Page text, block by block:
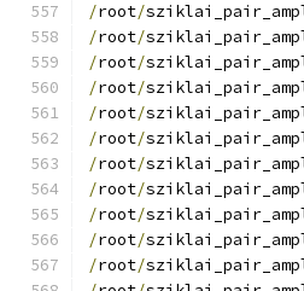
/root/
/root/
/root/
/root/
/root/
/root/
/root/
/root/
/root/
/root/
/root/